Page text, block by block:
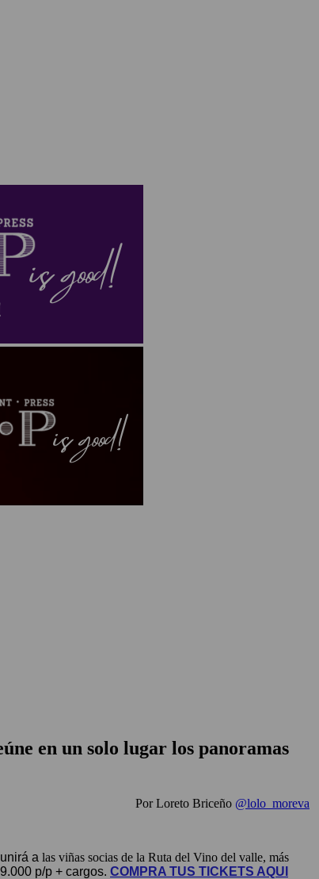
en un solo lugar los panoramas
Por Loreto Briceño @lolo_moreva
a las viñas socias de la Ruta del Vino del valle, más
p/p + cargos. COMPRA TUS TICKETS AQUI